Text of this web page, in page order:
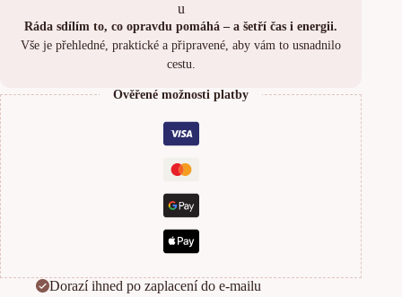
Ráda sdílím to, co opravdu pomáhá – a šetří čas i energii.
Vše je přehledné, praktické a připravené, aby vám to usnadnilo
cestu.
Ověřené možnosti platby
Dorazí ihned po zaplacení do e-mailu